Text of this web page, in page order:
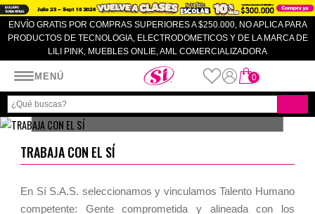
ENVÍO GRATIS POR COMPRAS SUPERIORES A $250.000, NO APLICA PARA
PRODUCTOS DE TECNOLOGIA, ELECTRODOMETICOS Y DE LA MARCA DE
LILI PINK, MUEBLES ONLIE, AML COMERCIALIZADORA
MENÚ
Almacenes SI
0
TRABAJA CON EL SÍ
TRABAJA CON EL SÍ
En Sí S.A.S. seleccionamos y vinculamos Talento Humano
competente: Gente comprometida y alineada con los